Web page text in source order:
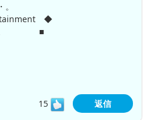
◆
■
15
返信